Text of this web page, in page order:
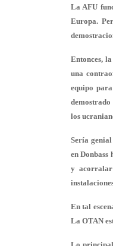
La AFU
Europa.
Entonces,
una
equipo
demostrado
los
Sería
en Donbass
y acorralar
En tal
La OTAN